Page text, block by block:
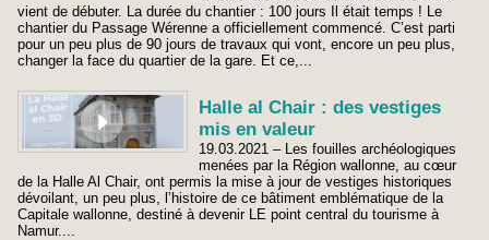
vient de débuter. La durée du chantier : 100 jours Il était temps ! Le
chantier du Passage Wérenne a officiellement commencé. C’est parti
pour un peu plus de 90 jours de travaux qui vont, encore un peu plus,
changer la face du quartier de la gare. Et ce,...
Halle al Chair : des vestiges
mis en valeur
19.03.2021 – Les fouilles archéologiques
menées par la Région wallonne, au cœur
de la Halle Al Chair, ont permis la mise à jour de vestiges historiques
dévoilant, un peu plus, l’histoire de ce bâtiment emblématique de la
Capitale wallonne, destiné à devenir LE point central du tourisme à
Namur....